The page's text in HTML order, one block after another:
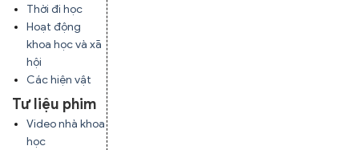
Thời đi học
Hoạt động
khoa học và xã
hội
Các hiện vật
Tư liệu phim
Video nhà khoa
học